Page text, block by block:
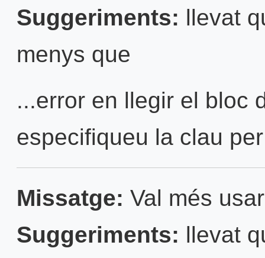
Suggeriments: llevat
menys que
...error en llegir el bloc
especifiqueu la clau
Missatge: Val més
Suggeriments: llevat